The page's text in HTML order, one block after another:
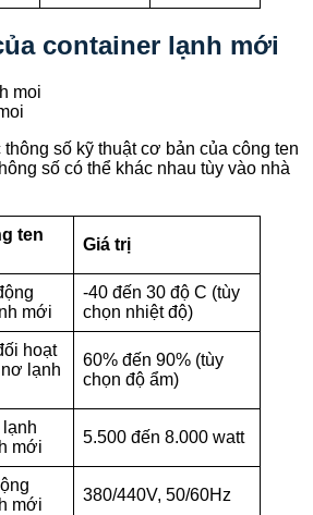
container lạnh mới
số kỹ thuật cơ bản của công ten
số có thể khác nhau tùy vào nhà
ten
Giá trị
mới
-40 đến 30 độ C (tùy
chọn nhiệt độ)
hoạt
lạnh
60% đến 90% (tùy
chọn độ ẩm)
mới
5.500 đến 8.000 watt
mới
380/440V, 50/60Hz